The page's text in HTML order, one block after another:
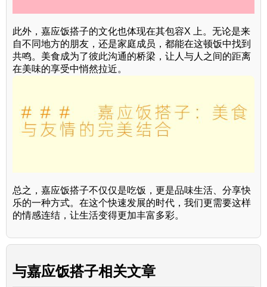
此外，嘉应饭搭子的文化也体现在其包容X 上。无论是来
自不同地方的朋友，还是家庭成员，都能在这顿饭中找到
共鸣。美食成为了彼此沟通的桥梁，让人与人之间的距离
在美味的享受中悄然拉近。
总之，嘉应饭搭子不仅仅是吃饭，更是品味生活、分享快
乐的一种方式。在这个快速发展的时代，我们更需要这样
的情感连结，让生活变得更加丰富多彩。
与嘉应饭搭子相关文章